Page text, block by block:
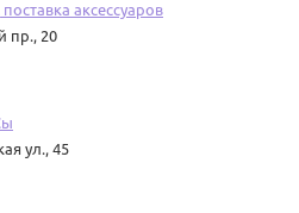
аксессуаров
пр., 20
ул., 45